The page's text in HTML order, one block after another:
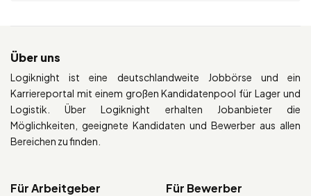
Über uns
Logiknight ist eine deutschlandweite Jobbörse und ein
Karriereportal mit einem großen Kandidatenpool für Lager und
Logistik. Über Logiknight erhalten Jobanbieter die
Möglichkeiten, geeignete Kandidaten und Bewerber aus allen
Bereichen zu finden.
Für Arbeitgeber Für Bewerber